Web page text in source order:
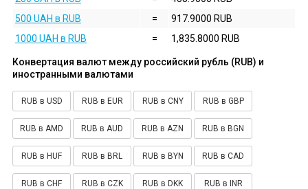
500 UAH в RUB
=
917.9000 RUB
1000 UAH в RUB
= 1,835.8000 RUB
Конвертация валют между российский рубль (RUB) и
иностранными валютами
RUB в USD RUB в EUR RUB в CNY RUB в GBP
RUB в AMD RUB в AUD RUB в AZN RUB в BGN
RUB в HUF RUB в BRL RUB в BYN RUB в CAD
RUB в CHF RUB в CZK RUB в DKK RUB в INR